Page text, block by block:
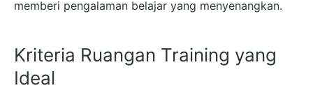
memberi pengalaman belajar yang menyenangkan.
Kriteria Ruangan Training yang
Ideal